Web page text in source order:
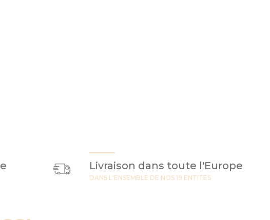
Livraison dans toute l'Europe
DANS L'ENSEMBLE DE NOS 19 ENTITES